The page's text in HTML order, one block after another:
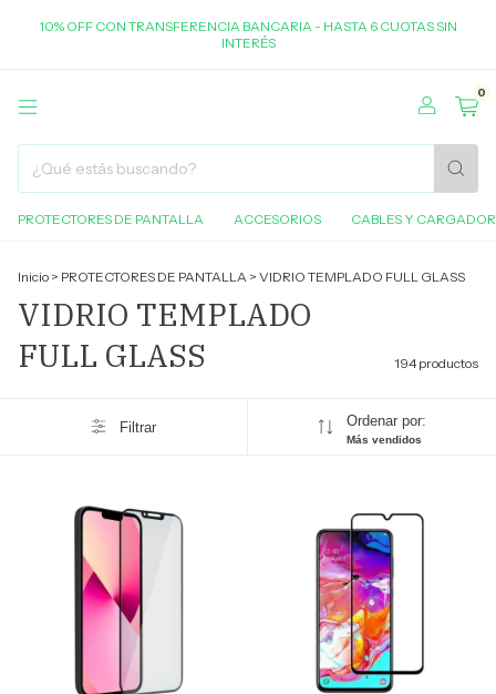
10% OFF CON TRANSFERENCIA BANCARIA - HASTA 6 CUOTAS SIN
INTERÉS
0
PROTECTORES DE PANTALLA ACCESORIOS CABLES Y
Inicio > PROTECTORES DE PANTALLA > VIDRIO TEMPLADO FULL GLASS
VIDRIO TEMPLADO
FULL GLASS
194 productos
Filtrar Ordenar por:
Más vendidos